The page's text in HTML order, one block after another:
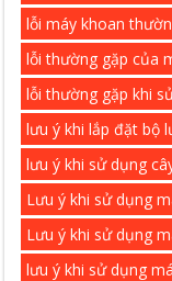
lỗi máy khoan
lỗi thường gặp của
lỗi thường gặp khi
lưu ý khi lắp đặt bộ
lưu ý khi sử dụng
Lưu ý khi sử dụng
Lưu ý khi sử dụng
lưu ý khi sử dụng